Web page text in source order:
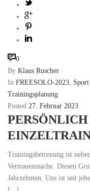
0
By Klaus Ruscher
In FREESOLO-2023
Trainingsplanung
Posted 27. Februar 2023
Trainingsbetreuung ist
Vertrauenssache. Diesen
Jahrzehnten. Uns ist seit